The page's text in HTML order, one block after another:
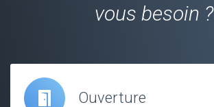
vous besoin ?
Ouverture